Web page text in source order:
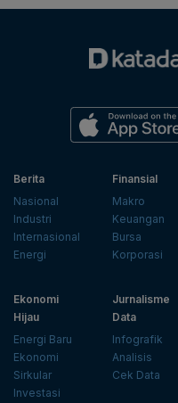
Berita
Nasional
Industri
Internasional
Energi
Finansial
Makro
Keuangan
Bursa
Korporasi
Ekonomi
Hijau
Energi Baru
Ekonomi
Sirkular
Investasi
Jurnalisme
Data
Infografik
Analisis
Cek Data